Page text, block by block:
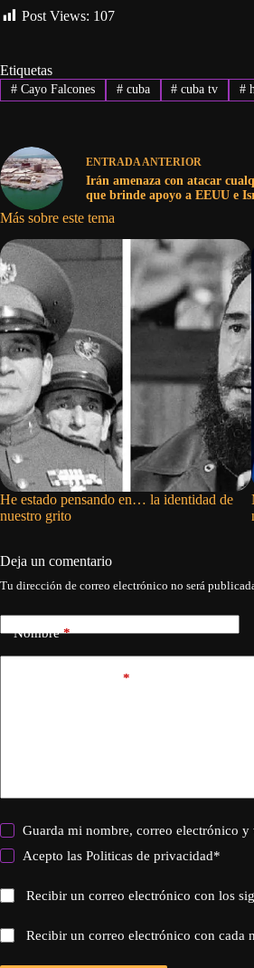
Post Views: 107
Etiquetas
#Cayo Falcones #cuba # cuba tv #
ENTRADAANTERIOR
Irán amenaza con atacar
que brinde apoyo a EEUU e
Más sobre este tema
He estado pensando en… la identidad de
nuestro grito
Deja un comentario
Tu dirección de correo electrónico no será
Nombre*
*
Guarda mi nombre, correo electrónico
Acepto lasPoliticas de privacidad*
Recibir un correo electrónico con los
Recibir un correo electrónico con cada